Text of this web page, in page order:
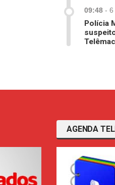
09:48 - 6
Polícia
AGENDA